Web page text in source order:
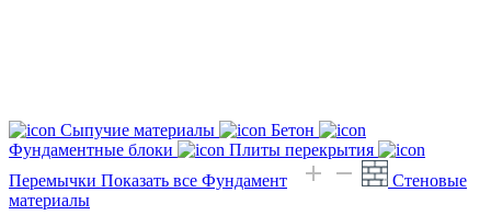
Сыпучие материалы
Бетон
Фундаментные блоки
Плиты перекрытия
Перемычки Показать все Фундамент
Стеновые
материалы